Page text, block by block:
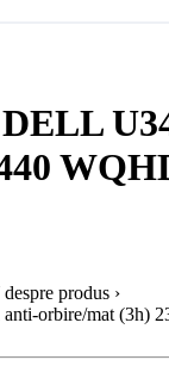
despre produs ›
anti-orbire/mat (3h)